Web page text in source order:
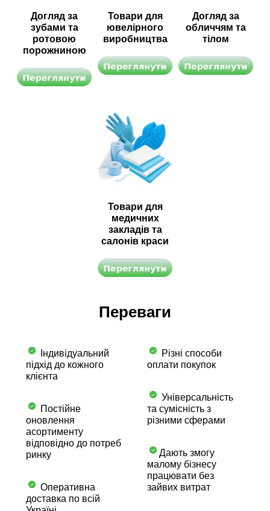
Догляд за
зубами та
ротовою
порожниною
Товари для
ювелірного
виробництва
Догляд за
обличчям та
тілом
Товари для
медичних
закладів та
салонів краси
Переваги
Індивідуальний
підхід до кожного
клієнта
Постійне
оновлення
асортименту
відповідно до потреб
ринку
Оперативна
доставка по всій
Різні способи
оплати покупок
Універсальність
та сумісність з
різними сферами
Дають змогу
малому бізнесу
працювати без
зайвих витрат